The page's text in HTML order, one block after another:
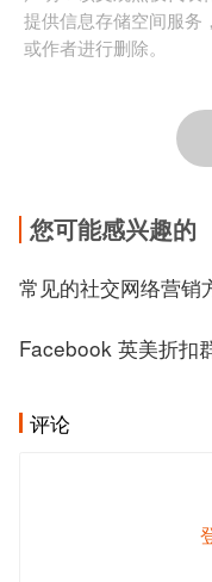
提供信息存储空间服务
或作者进行删除。
您可能感兴趣的
常见的社交网络营销
Facebook 英美折扣
评论